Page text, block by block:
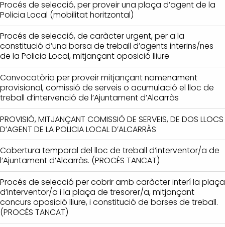
Procés de selecció, per proveir una plaça d’agent de la
Policia Local (mobilitat horitzontal)
Procés de selecció, de caràcter urgent, per a la
constitució d’una borsa de treball d’agents interins/nes
de la Policia Local, mitjançant oposició lliure
Convocatòria per proveir mitjançant nomenament
provisional, comissió de serveis o acumulació el lloc de
treball d’intervenció de l’Ajuntament d’Alcarràs
PROVISIÓ, MITJANÇANT COMISSIÓ DE SERVEIS, DE DOS LLOCS
D’AGENT DE LA POLICIA LOCAL D’ALCARRÀS
Cobertura temporal del lloc de treball d’interventor/a de
l’Ajuntament d’Alcarràs. (PROCÉS TANCAT)
Procés de selecció per cobrir amb caràcter interí la plaça
d’interventor/a i la plaça de tresorer/a, mitjançant
concurs oposició lliure, i constitució de borses de treball.
(PROCÉS TANCAT)